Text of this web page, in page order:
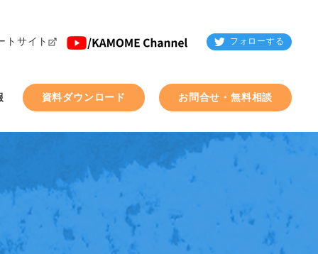
トサイト フォローする
資料ダウンロード お問合せ・無料相談